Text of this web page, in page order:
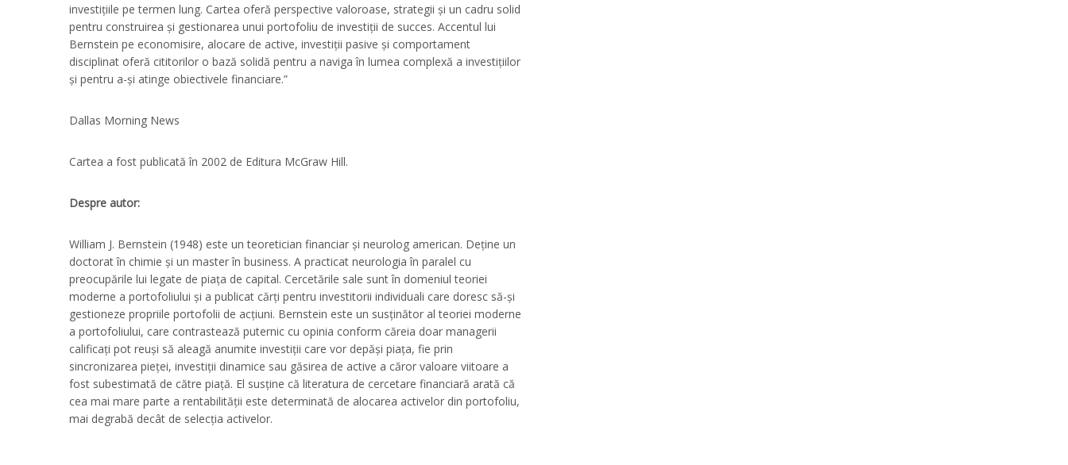
investițiile pe termen lung. Cartea oferă perspective valoroase, strategii și un cadru solid
pentru construirea și gestionarea unui portofoliu de investiții de succes. Accentul lui
Bernstein pe economisire, alocare de active, investiții pasive și comportament
disciplinat oferă cititorilor o bază solidă pentru a naviga în lumea complexă a investițiilor
și pentru a-și atinge obiectivele financiare.”
Dallas Morning News
Cartea a fost publicată în 2002 de Editura McGraw Hill.
Despre autor:
William J. Bernstein (1948) este un teoretician financiar și neurolog american. Deține un
doctorat în chimie și un master în business. A practicat neurologia în paralel cu
preocupările lui legate de piața de capital. Cercetările sale sunt în domeniul teoriei
moderne a portofoliului și a publicat cărți pentru investitorii individuali care doresc să-și
gestioneze propriile portofolii de acțiuni. Bernstein este un susținător al teoriei moderne
a portofoliului, care contrastează puternic cu opinia conform căreia doar managerii
calificați pot reuși să aleagă anumite investiții care vor depăși piața, fie prin
sincronizarea pieței, investiții dinamice sau găsirea de active a căror valoare viitoare a
fost subestimată de către piață. El susține că literatura de cercetare financiară arată că
cea mai mare parte a rentabilității este determinată de alocarea activelor din portofoliu,
mai degrabă decât de selecția activelor.